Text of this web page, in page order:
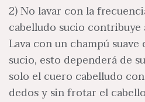
2) No lavar con la
cabelludo sucio contribuye
Lava con un champú
sucio, esto dependerá de
solo el cuero cabelludo
dedos y sin frotar el